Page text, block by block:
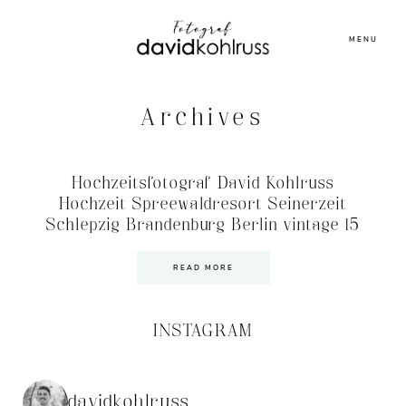
MENU
Archives
Hochzeitsfotograf David Kohlruss
Hochzeit Spreewaldresort Seinerzeit
Schlepzig Brandenburg Berlin vintage 15
READ MORE
INSTAGRAM
davidkohlruss